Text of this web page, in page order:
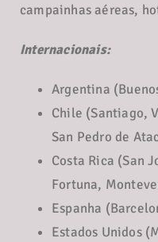
campainhas aéreas,
Internacionais:
Argentina
Chile (Santiago,
San Pedro de
Costa Rica (San
Fortuna,
Espanha
Estados Unidos